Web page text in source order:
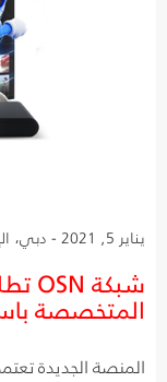
يناير 5, 2021 - دبي، الإمارات العربية المتحدة
المتخصصة
المنصة الجديدة